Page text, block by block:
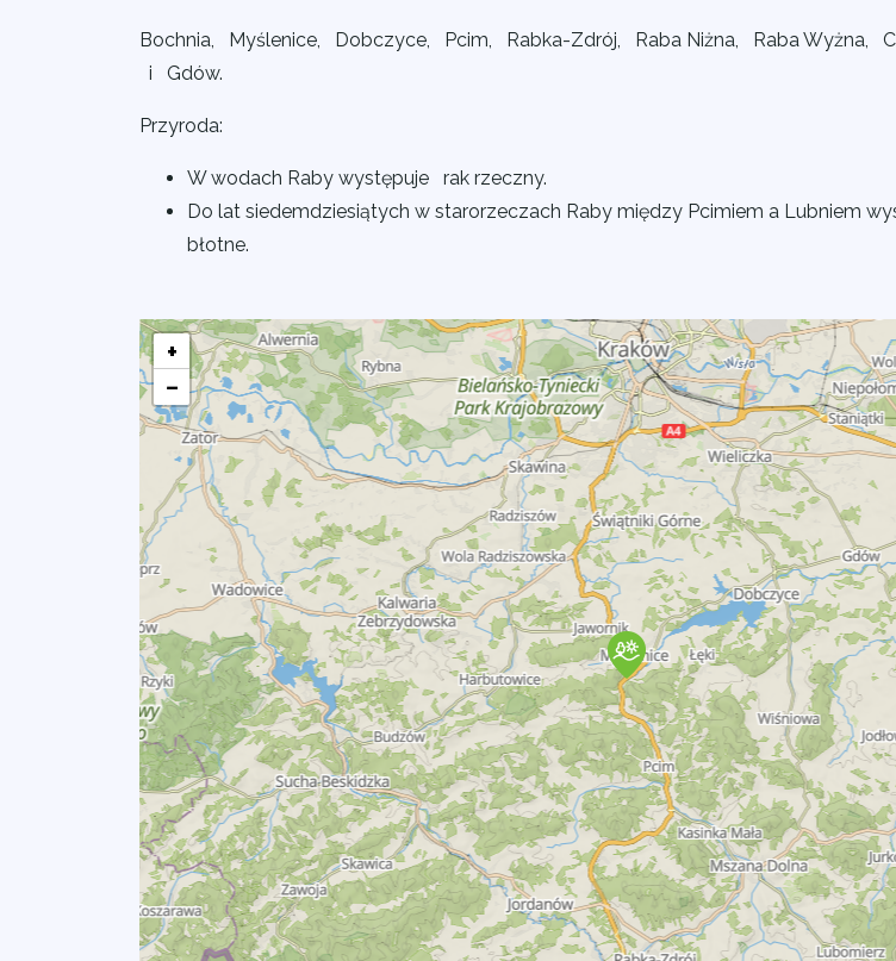
Bochnia, Myślenice, Dobczyce, Pcim, Rabka-Zdrój, Raba Niżna, Raba Wyżna,
i Gdów.
Przyroda:
W wodach Raby występuje rak rzeczny.
Do lat siedemdziesiątych w starorzeczach Raby między Pcimiem a Lubniem
błotne.
+
−